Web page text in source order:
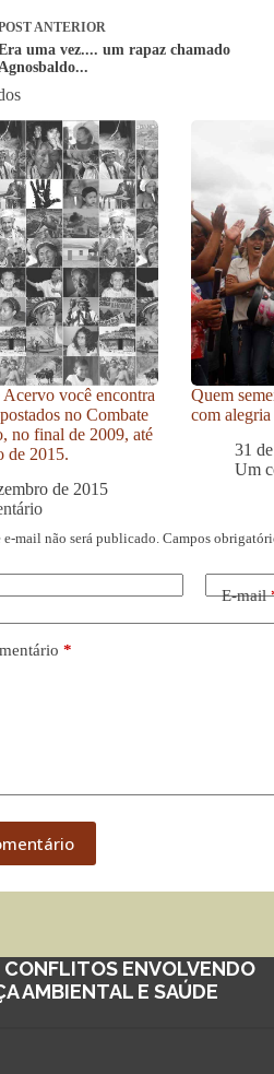
ANTERIOR
uma vez.... um rapaz chamado
Agnosbaldo...
você encontra
no Combate
no final de 2009, até
de 2015.
de 2015
Quem
com alegria
31
Um
e-mail não será publicado. Campos
E-mail
*
CONFLITOS ENVOLVENDO
AMBIENTAL E SAÚDE